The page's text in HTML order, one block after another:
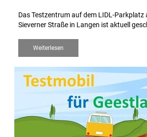
Das Testzentrum auf dem LIDL-Parkplatz
Sieverner Straße in Langen ist aktuell
Weiterlesen